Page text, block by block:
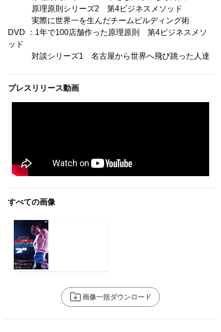
原理原則シリーズ2 第4ビジネスメソッド
実際に世界一を生んだチームビルディング術
DVD ：1年で100店舗作った原理原則 第4ビジネスメソ
ッド
対談シリーズ1 名古屋から世界へ飛び跳った人達
プレスリリース動画
すべての画像
画像一括ダウンロード